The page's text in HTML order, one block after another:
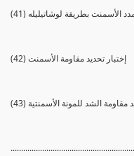
الأسمنت بطريقة لوشاتيليله
(42) إختبار تحديد مقاومة الأسمنت
مقاومة الشد للمونة الأسمنتية